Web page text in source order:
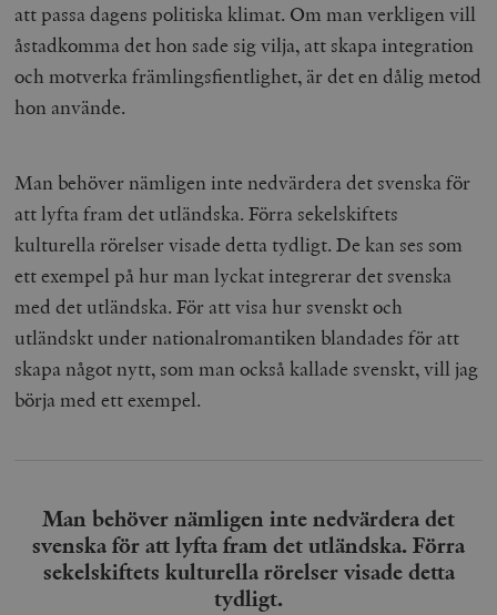
att passa dagens politiska klimat. Om man verkligen vill
åstadkomma det hon sade sig vilja, att skapa integration
och motverka främlingsfientlighet, är det en dålig metod
hon använde.
Man behöver nämligen inte nedvärdera det svenska för
att lyfta fram det utländska. Förra sekelskiftets
kulturella rörelser visade detta tydligt. De kan ses som
ett exempel på hur man lyckat integrerar det svenska
med det utländska. För att visa hur svenskt och
utländskt under nationalromantiken blandades för att
skapa något nytt, som man också kallade svenskt, vill jag
börja med ett exempel.
Man behöver nämligen inte nedvärdera det
svenska för att lyfta fram det utländska. Förra
sekelskiftets kulturella rörelser visade detta
tydligt.